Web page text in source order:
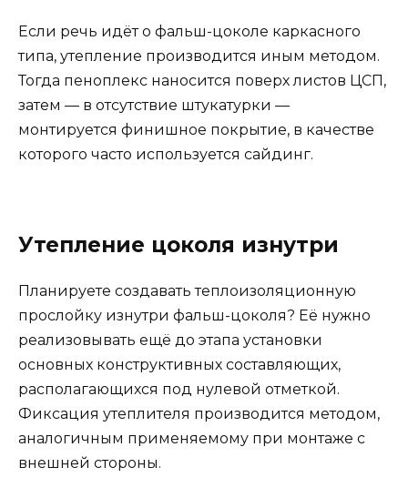
Если речь идёт о фальш-цоколе каркасного
типа, утепление производится иным методом.
Тогда пеноплекс наносится поверх листов ЦСП,
затем — в отсутствие штукатурки —
монтируется финишное покрытие, в качестве
которого часто используется сайдинг.
Утепление цоколя изнутри
Планируете создавать теплоизоляционную
прослойку изнутри фальш-цоколя? Её нужно
реализовывать ещё до этапа установки
основных конструктивных составляющих,
располагающихся под нулевой отметкой.
Фиксация утеплителя производится методом,
аналогичным применяемому при монтаже с
внешней стороны.